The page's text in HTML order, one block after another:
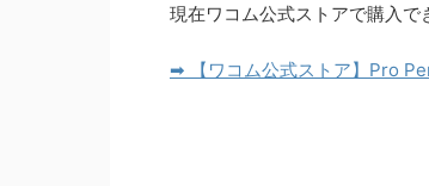
現在ワコム公式ストアで購入で
➡ 【ワコム公式ストア】Pro